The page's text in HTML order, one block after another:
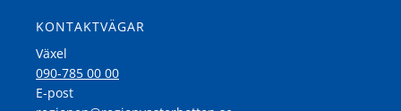
KONTAKTVÄGAR
Växel
090-785 00 00
E-post